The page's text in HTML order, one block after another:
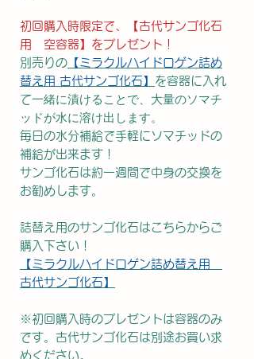
初回購入時限定で、【古代サンゴ化石
用 空容器】をプレゼント！
別売りの 【ミラクルハイドロゲン詰め
替え用 古代サンゴ化石】 を容器に入れ
て一緒に漬けることで、大量のソマチ
ッドが水に溶け出します。
毎日の水分補給で手軽にソマチッドの
補給が出来ます！
サンゴ化石は約一週間で中身の交換を
お勧めします。
詰替え用のサンゴ化石はこちらからご
購入下さい！
【ミラクルハイドロゲン詰め替え用
古代サンゴ化石】
※初回購入時のプレゼントは容器のみ
です。古代サンゴ化石は別途お買い求
めください。